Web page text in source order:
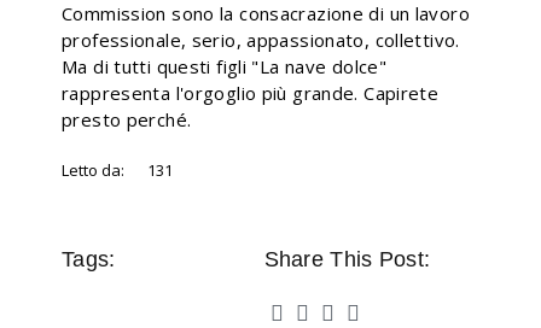
Commission sono la consacrazione di un lavoro
professionale, serio, appassionato, collettivo.
Ma di tutti questi figli "La nave dolce"
rappresenta l'orgoglio più grande. Capirete
presto perché.
Letto da: 131
Tags: Share This Post: